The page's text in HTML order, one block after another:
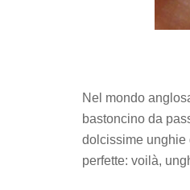
Nel mondo
bastoncino da
dolcissime unghie
perfette: voilà,